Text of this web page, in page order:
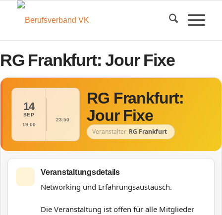
RG Frankfurt: Jour Fixe
14
SEP
19:00
23:50
RG Frankfurt:
Jour Fixe
Veranstalter RG Frankfurt
Veranstaltungsdetails
Networking und Erfahrungsaustausch.
Die Veranstaltung ist offen für alle Mitglieder